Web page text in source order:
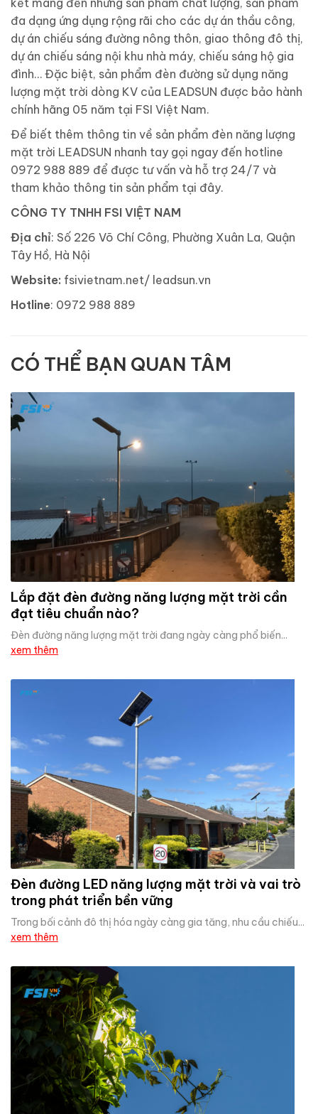
kết mang đến những sản phẩm chất lượng, sản phẩm
đa dạng ứng dụng rộng rãi cho các dự án thầu công,
dự án chiếu sáng đường nông thôn, giao thông đô thị,
dự án chiếu sáng nội khu nhà máy, chiếu sáng hộ gia
đình… Đặc biệt, sản phẩm đèn đường sử dụng năng
lượng mặt trời dòng KV của LEADSUN được bảo hành
chính hãng 05 năm tại FSI Việt Nam.
Để biết thêm thông tin về sản phẩm đèn năng lượng
mặt trời LEADSUN nhanh tay gọi ngay đến hotline
0972 988 889 để được tư vấn và hỗ trợ 24/7 và
tham khảo thông tin sản phẩm tại đây.
CÔNG TY TNHH FSI VIỆT NAM
Địa chỉ: Số 226 Võ Chí Công, Phường Xuân La, Quận
Tây Hồ, Hà Nội
Website: fsivietnam.net/ leadsun.vn
Hotline: 0972 988 889
CÓ THỂ BẠN QUAN TÂM
Lắp đặt đèn đường năng lượng mặt trời cần
đạt tiêu chuẩn nào?
Đèn đường năng lượng mặt trời đang ngày càng phổ biến...
xem thêm
Đèn đường LED năng lượng mặt trời và vai trò
trong phát triển bền vững
Trong bối cảnh đô thị hóa ngày càng gia tăng, nhu cầu chiếu...
xem thêm